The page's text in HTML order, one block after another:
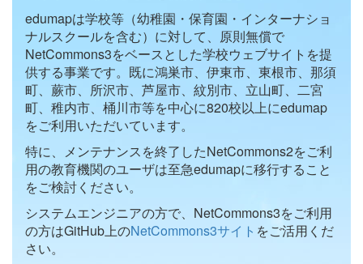
edumapは学校等（幼稚園・保育園・インターナショ
ナルスクールを含む）に対して、原則無償で
NetCommons3をベースとした学校ウェブサイトを提
供する事業です。既に鴻巣市、伊東市、東根市、那須
町、蕨市、所沢市、芦屋市、紋別市、立山町、二宮
町、稚内市、桶川市等を中心に820校以上にedumap
をご利用いただいています。
特に、メンテナンスを終了したNetCommons2をご利
用の教育機関のユーザは至急edumapに移行すること
をご検討ください。
システムエンジニアの方で、NetCommons3をご利用
の方はGitHub上のNetCommons3サイト をご活用くだ
さい。